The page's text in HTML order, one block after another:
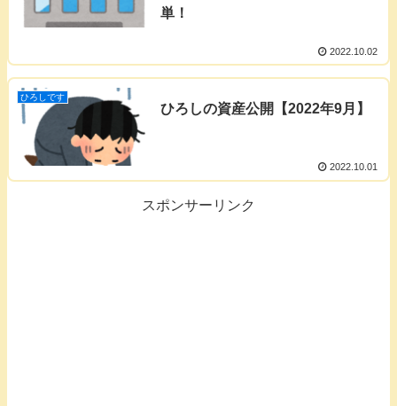
単！
2022.10.02
ひろしです
ひろしの資産公開【2022年9月】
2022.10.01
スポンサーリンク